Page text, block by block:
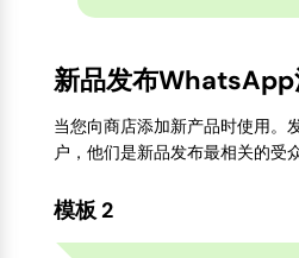
新品发布WhatsApp
当您向商店添加新产品时使用。
户，他们是新品发布最相关的受众
模板 2